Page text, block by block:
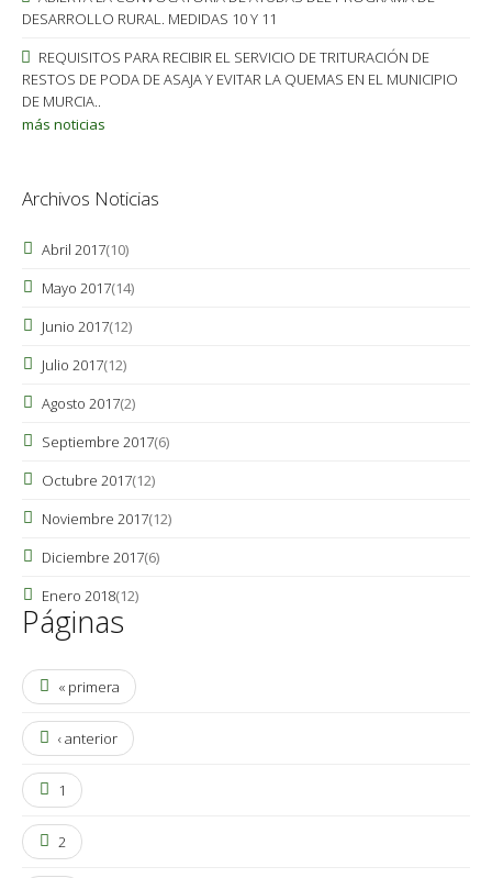
DESARROLLO RURAL. MEDIDAS 10 Y 11
REQUISITOS PARA RECIBIR EL SERVICIO DE TRITURACIÓN DE
RESTOS DE PODA DE ASAJA Y EVITAR LA QUEMAS EN EL MUNICIPIO
DE MURCIA..
más noticias
Archivos Noticias
Abril 2017(10)
Mayo 2017(14)
Junio 2017(12)
Julio 2017(12)
Agosto 2017(2)
Septiembre 2017(6)
Octubre 2017(12)
Noviembre 2017(12)
Diciembre 2017(6)
Enero 2018(12)
Páginas
« primera
‹ anterior
1
2